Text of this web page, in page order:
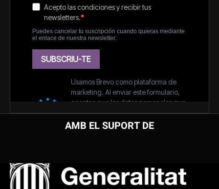
AMB EL SUPORT DE